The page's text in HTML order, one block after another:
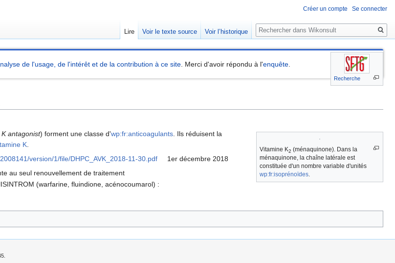
Recherche
de l'usage, de l'intérêt et de la contribution à ce site . Merci d'avoir répondu à l'enquête
Vitamine K2 (ménaquinone). Dans la
ménaquinone, la chaîne latérale est
constituée d'un nombre variable d'unités
wp:fr:isoprénoïdes.
K antagonist) forment une classe d'wp:fr:anticoagulants . Ils réduisent la
K
version/1/file/DHPC_AVK_2018-11-30.pdf
1er décembre 2018
au seul renouvellement de traitement
(warfarine, fluindione, acénocoumarol) :
Créer un compte Se connecter
Lire Voir le texte source Voir l’historique
Rechercher